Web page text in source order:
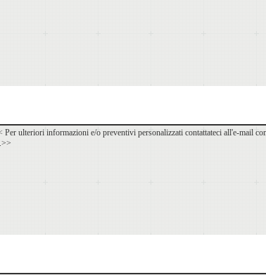
ulteriori informazioni e/o preventivi personalizzati contattateci all'e-mail